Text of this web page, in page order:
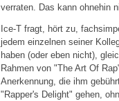
verraten. Das kann ohnehin
Ice-T fragt, hört zu,
jedem einzelnen seiner
haben (oder eben nicht),
Rahmen von "The Art Of
Anerkennung, die ihm
"Rapper's Delight" gehen,